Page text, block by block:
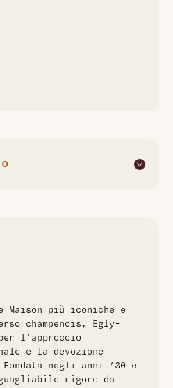
affinato per 36 mesi sui lieviti in
Brut che conferisce una
vibrante. Al naso presenta
strutturato e ben bilanciato,
che rende questo
piatti a base di
da solo per un momento di
Maison più iconiche e
champenois, Egly-
l’approccio
e la devozione
negli anni ’30 e
rigore da